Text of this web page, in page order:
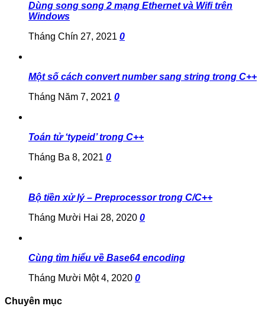
Dùng song song 2 mạng Ethernet và Wifi trên
Windows
Tháng Chín 27, 2021 0
Một số cách convert number sang string trong C++
Tháng Năm 7, 2021 0
Toán tử ‘typeid’ trong C++
Tháng Ba 8, 2021 0
Bộ tiền xử lý – Preprocessor trong C/C++
Tháng Mười Hai 28, 2020 0
Cùng tìm hiểu về Base64 encoding
Tháng Mười Một 4, 2020 0
Chuyên mục